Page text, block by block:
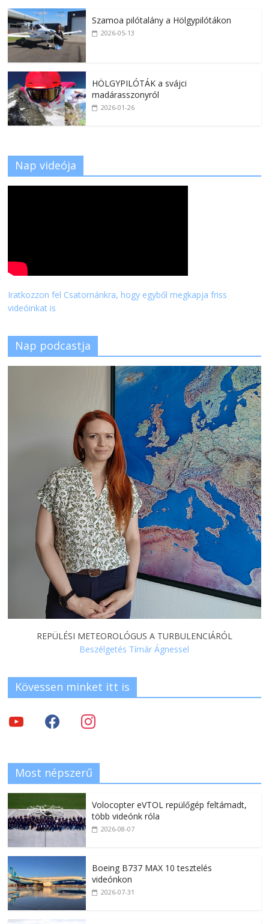
Szamoa pilótalány a Hölgypilótákon
2026-05-13
HÖLGYPILÓTÁK a svájci
madárasszonyról
2026-01-26
Nap videója
Iratkozzon fel Csatornánkra, hogy egyből megkapja friss
videóinkat is
Nap podcastja
REPÜLÉSI METEOROLÓGUS A TURBULENCIÁRÓL
Beszélgetés Tímár Ágnessel
Kövessen minket itt is
Most népszerű
Volocopter eVTOL repülőgép feltámadt,
több videónk róla
2026-08-07
Boeing B737 MAX 10 tesztelés
videónkon
2026-07-31